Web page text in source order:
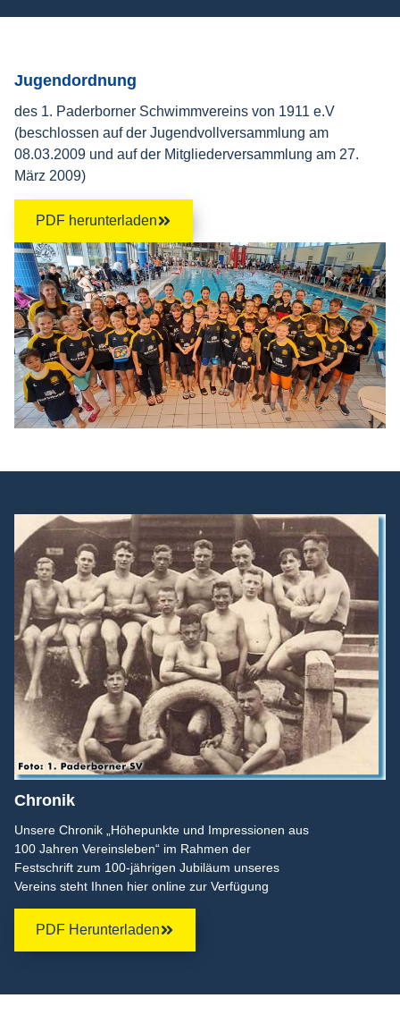
Jugendordnung
des 1. Paderborner Schwimmvereins von 1911 e.V
(beschlossen auf der Jugendvollversammlung am
08.03.2009 und auf der Mitgliederversammlung am 27.
März 2009)
PDF herunterladen
Chronik
Unsere Chronik „Höhepunkte und Impressionen aus
100 Jahren Vereinsleben“ im Rahmen der
Festschrift zum 100-jährigen Jubiläum unseres
Vereins steht Ihnen hier online zur Verfügung
PDF Herunterladen